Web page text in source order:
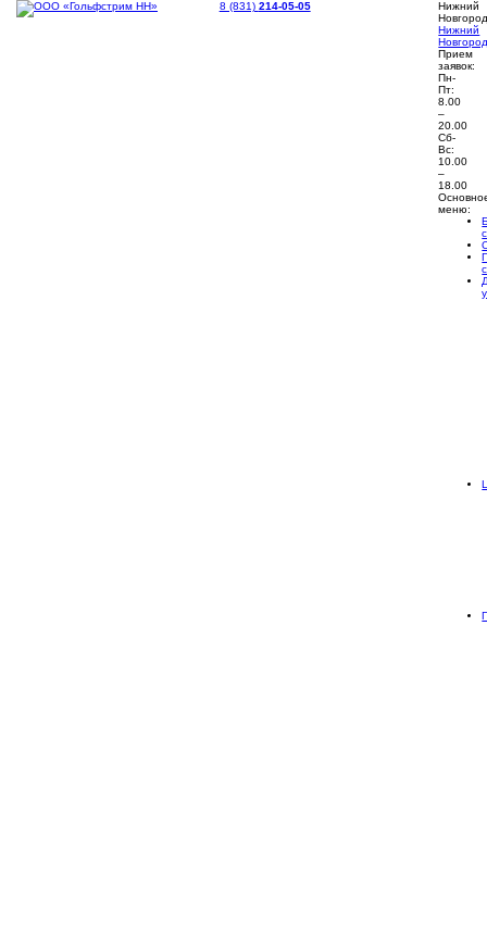
8 (831) 214-05-05
Нижний
Нижний
Прием
заявок:
Пн-
Пт:
8.00
–
20.00
Сб-
Вс:
10.00
–
18.00
меню: